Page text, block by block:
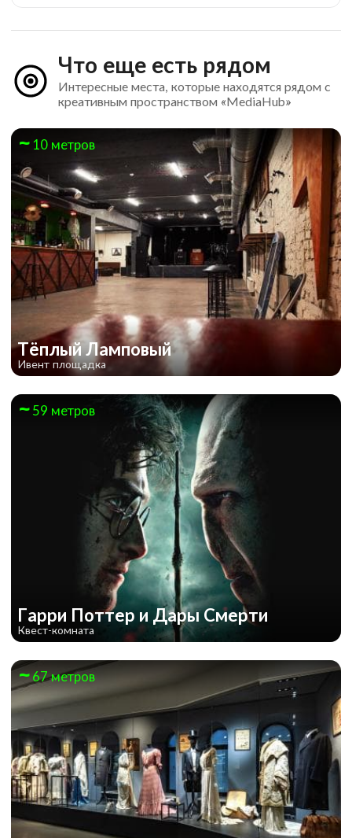
Что еще есть рядом
Интересные места, которые находятся рядом с
креативным пространством «MediaHub»
10 метров
Тёплый Ламповый
Ивент площадка
59 метров
Гарри Поттер и Дары Смерти
Квест-комната
67 метров